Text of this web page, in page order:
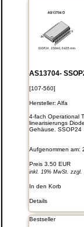
AS13704-
[107-560]
Hersteller: Alfa
4-fach Operational
linearisierungs
Gehäuse. SSOP24
Aufgenommen am:
Preis 3.50 EUR
inkl. 19% MwSt. zzgl.
In den Korb
Details
Bestseller